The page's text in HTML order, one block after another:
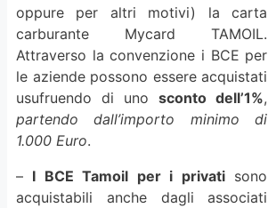
oppure per altri motivi) la carta
carburante Mycard TAMOIL.
Attraverso la convenzione i BCE per
le aziende possono essere acquistati
usufruendo di unosconto dell’1%,
partendo dall’importo minimo di
1.000 Euro.
– I BCE Tamoil per i privatisono
acquistabili anche dagli associati